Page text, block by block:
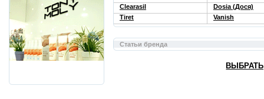
Clearasil
Dosia (Дося)
Tiret
Vanish
Статьи бренда